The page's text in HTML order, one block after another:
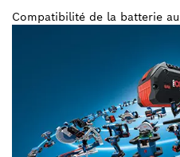
Compatibilité de la batterie